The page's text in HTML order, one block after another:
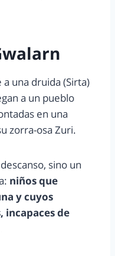
a una druida (Sirta)
a un pueblo
en una
zorra-osa Zuri.
sino un
niños que
y cuyos
incapaces de